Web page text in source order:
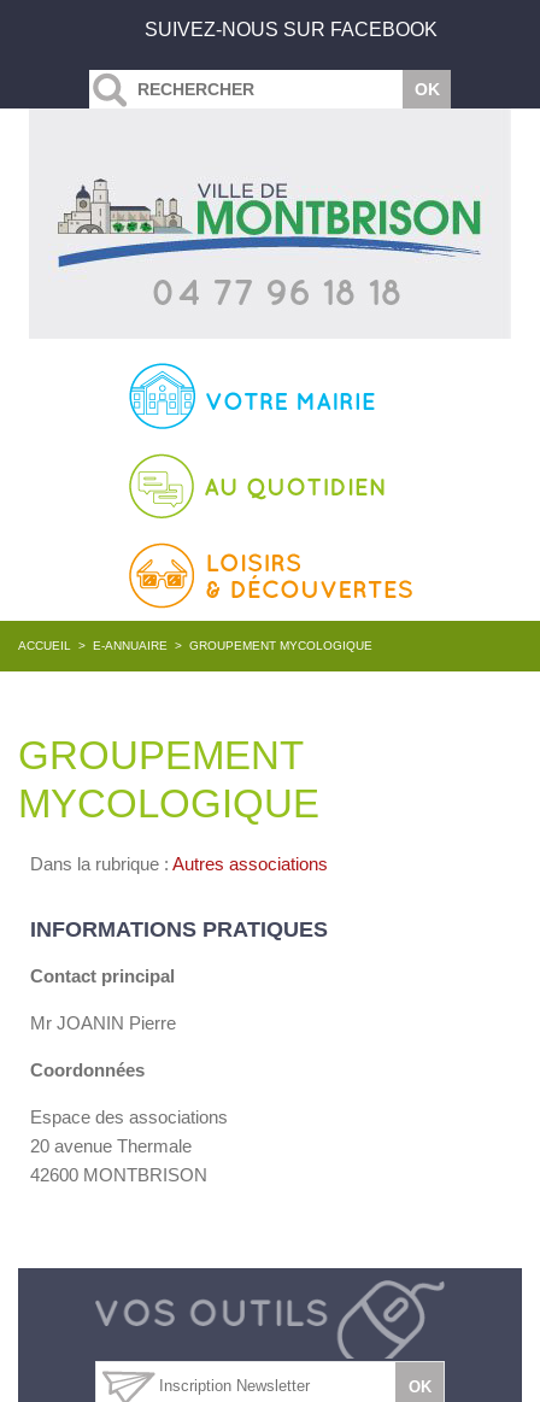
SUIVEZ-NOUS SUR FACEBOOK
ACCUEIL > E-ANNUAIRE > GROUPEMENT MYCOLOGIQUE
GROUPEMENT
MYCOLOGIQUE
Dans la rubrique : Autres associations
INFORMATIONS PRATIQUES
Contact principal
Mr JOANIN Pierre
Coordonnées
Espace des associations
20 avenue Thermale
42600 MONTBRISON